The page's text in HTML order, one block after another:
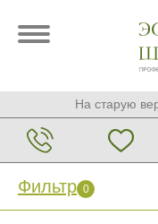
На старую
Фильтр 0
Фильтр 0